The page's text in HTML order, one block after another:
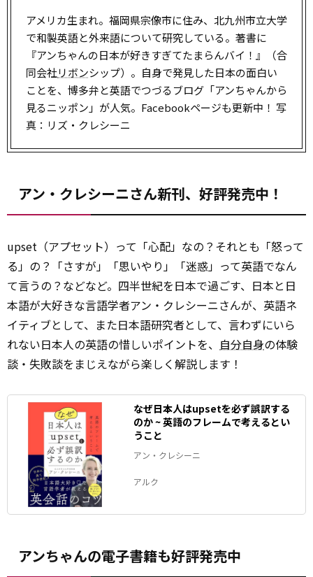
アメリカ生まれ。福岡県宗像市に住み、北九州市立大学
で和製英語と外来語について研究している。著書に
『アンちゃんの日本が好きすぎてたまらんバイ！』（合
同会社リボンシップ）。自身で発見した日本の面白い
ことを、博多弁と英語でつづるブログ「アンちゃんから
見るニッポン」が人気。Facebookページも更新中！ 写
真：リズ・クレシーニ
アン・クレシーニさん新刊、好評発売中！
upset（アプセット）って「心配」なの？それとも「怒って
る」の？「さすが」「思いやり」「迷惑」って英語でなん
て言うの？などなど。四半世紀を日本で過ごす、日本と日
本語が大好きな言語学者アン・クレシーニさんが、英語ネ
イティブとして、また日本語研究者として、言わずにいら
れない日本人の英語の惜しいポイントを、 自分自身の体験
談・失敗談をまじえながら楽しく解説します！
なぜ日本人はupsetを必ず誤訳する
のか ~ 英語のフレームで考えるとい
うこと
アン・クレシーニ
アルク
アンちゃんの電子書籍も好評発売中